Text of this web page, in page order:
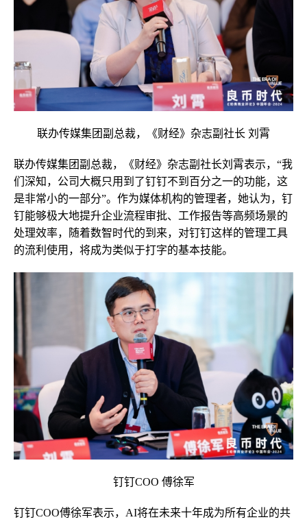
联办传媒集团副总裁，《财经》杂志副社长 刘霄
联办传媒集团副总裁，《财经》杂志副社长刘霄表示，“我
们深知，公司大概只用到了钉钉不到百分之一的功能，这
是非常小的一部分”。作为媒体机构的管理者，她认为，钉
钉能够极大地提升企业流程审批、工作报告等高频场景的
处理效率，随着数智时代的到来，对钉钉这样的管理工具
的流利使用，将成为类似于打字的基本技能。
钉钉COO 傅徐军
钉钉COO傅徐军表示，AI将在未来十年成为所有企业的共